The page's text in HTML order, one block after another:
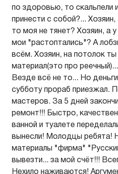
по здоровью, то скальпели
принести с собой?...
то моя не тянет? Хозяин, а
мои "растоптались"? А
всём. Хозяин, на потолок
материал(это про
Везде всё не то... Но
субботу прораб приезжал.
мастеров. За 5 дней
ремонт!!! Быстро,
ванной и туалете
вынесли! Молодцы ребята!
материалы "фирма"
вывезти... за мой счёт!!!
Нехило наживаются!